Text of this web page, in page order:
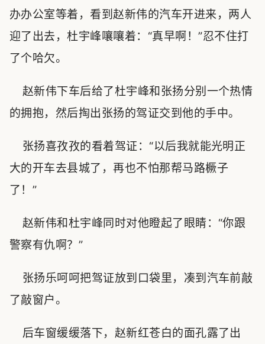
办办公室等着，看到赵新伟的汽车开进来，两人
迎了出去，杜宇峰嚷嚷着：“真早啊！”忍不住打
了个哈欠。
赵新伟下车后给了杜宇峰和张扬分别一个热情
的拥抱，然后掏出张扬的驾证交到他的手中。
张扬喜孜孜的看着驾证：“以后我就能光明正
大的开车去县城了，再也不怕那帮马路橛子
了！”
赵新伟和杜宇峰同时对他瞪起了眼睛：“你跟
警察有仇啊？”
张扬乐呵呵把驾证放到口袋里，凑到汽车前敲
了敲窗户。
后车窗缓缓落下，赵新红苍白的面孔露了出